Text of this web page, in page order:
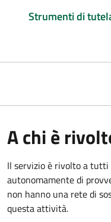
Strumenti di
A chi è
Il servizio è rivolto a tutti
autonomamente di
non hanno una rete di
questa attività.